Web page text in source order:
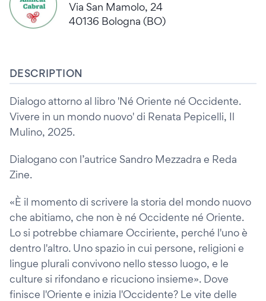
Via San Mamolo, 24
40136 Bologna (BO)
DESCRIPTION
Dialogo attorno al libro 'Né Oriente né Occidente.
Vivere in un mondo nuovo' di Renata Pepicelli, Il
Mulino, 2025.
Dialogano con l’autrice Sandro Mezzadra e Reda
Zine.
«È il momento di scrivere la storia del mondo nuovo
che abitiamo, che non è né Occidente né Oriente.
Lo si potrebbe chiamare Occiriente, perché l'uno è
dentro l'altro. Uno spazio in cui persone, religioni e
lingue plurali convivono nello stesso luogo, e le
culture si rifondano e ricuciono insieme». Dove
finisce l'Oriente e inizia l'Occidente? Le vite delle